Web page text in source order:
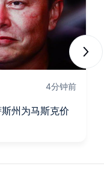
4分钟前
州为马斯克价